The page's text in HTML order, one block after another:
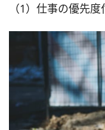
（1）仕事の優先